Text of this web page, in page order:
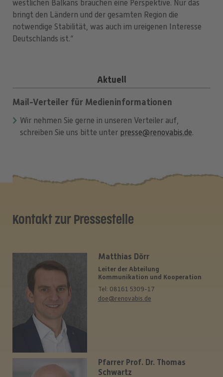
westlichen Balkans brauchen eine Perspektive. Nur das
bringt den Ländern und der gesamten Region die
notwendige Stabilität, was auch im ureigenen Interesse
Deutschlands ist.“
Aktuell
Mail-Verteiler für Medieninformationen
Wir nehmen Sie gerne in unseren Verteiler auf,
schreiben Sie uns bitte unter presse@renovabis.de.
Kontakt zur Pressestelle
Matthias Dörr
Leiter der Abteilung
Kommunikation und Kooperation
Tel: 08161 5309-17
doe@renovabis.de
Pfarrer Prof. Dr. Thomas
Schwartz